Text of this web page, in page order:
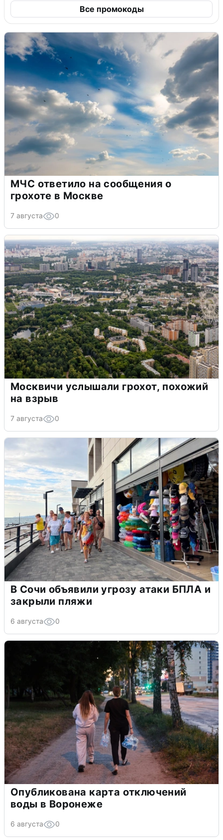
Все промокоды
МЧС ответило на сообщения о
грохоте в Москве
7 августа 0
Москвичи услышали грохот, похожий
на взрыв
7 августа 0
В Сочи объявили угрозу атаки БПЛА и
закрыли пляжи
6 августа 0
Опубликована карта отключений
воды в Воронеже
6 августа 0